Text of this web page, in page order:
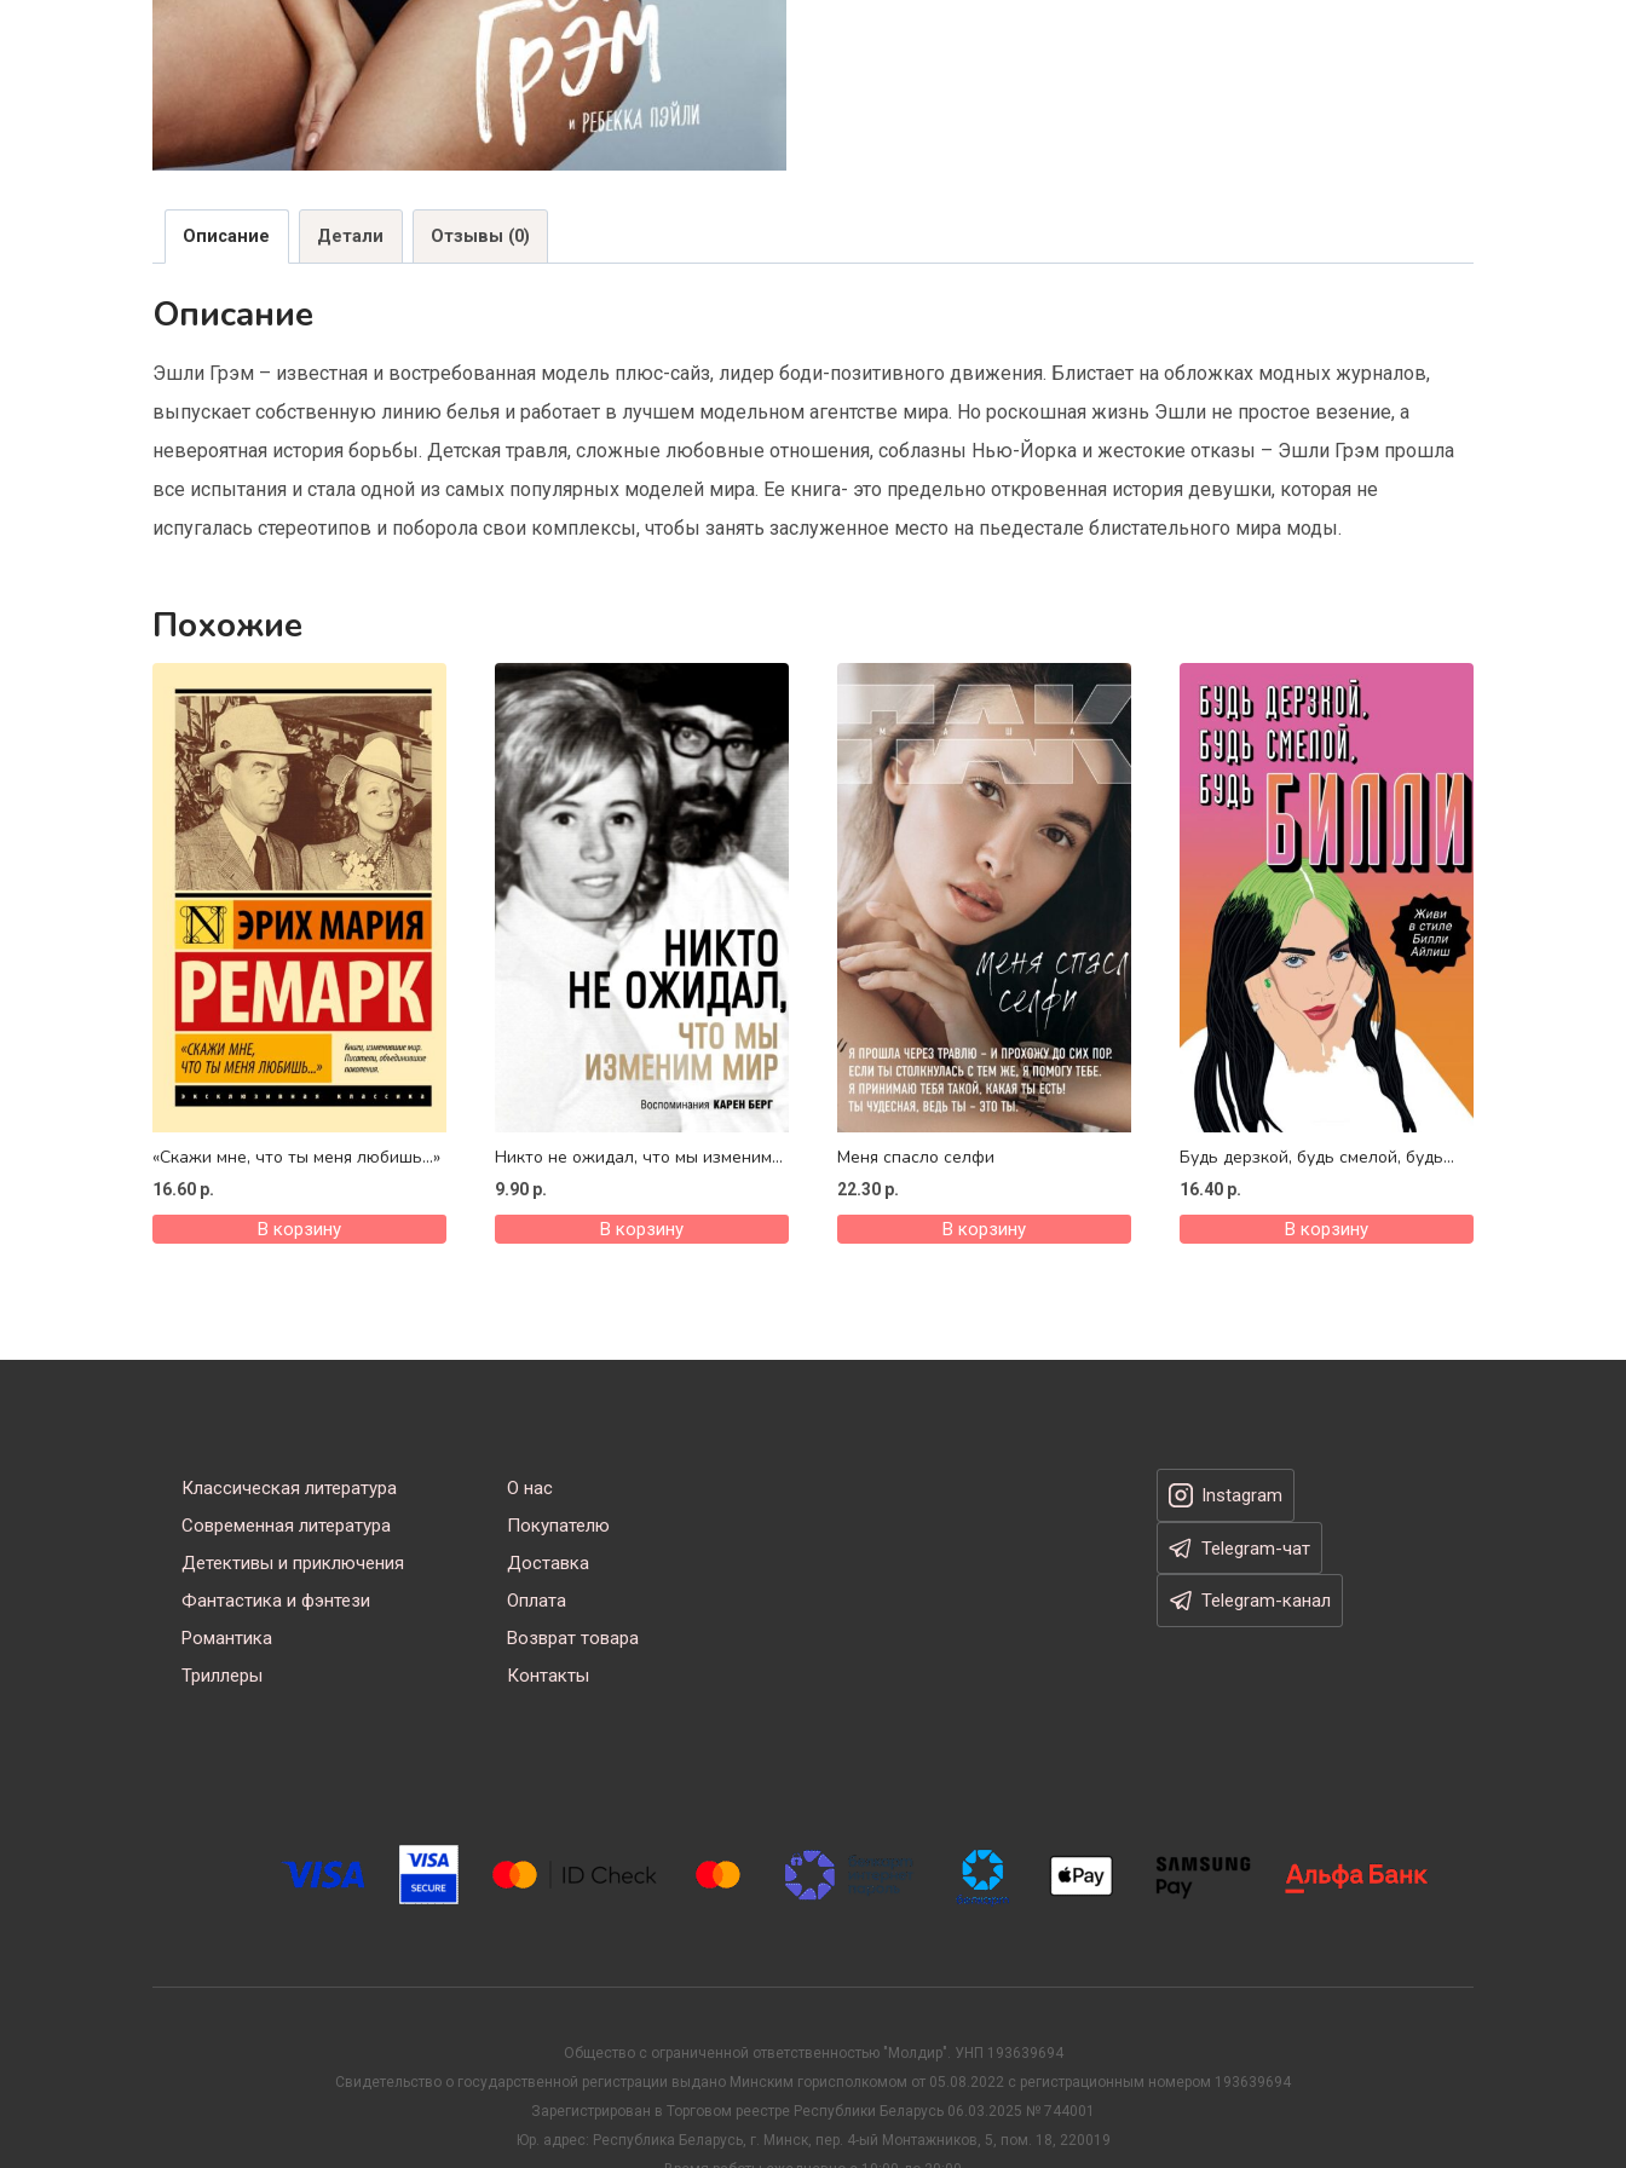
Описание Детали Отзывы (0)
Описание
Эшли Грэм – известная и востребованная модель плюс-сайз, лидер боди-позитивного движения. Блистает на обложках модных журналов,
выпускает собственную линию белья и работает в лучшем модельном агентстве мира. Но роскошная жизнь Эшли не простое везение, а
невероятная история борьбы. Детская травля, сложные любовные отношения, соблазны Нью-Йорка и жестокие отказы – Эшли Грэм прошла
все испытания и стала одной из самых популярных моделей мира. Ее книга- это предельно откровенная история девушки, которая не
испугалась стереотипов и поборола свои комплексы, чтобы занять заслуженное место на пьедестале блистательного мира моды.
Похожие
«Скажи мне, что ты меня любишь…»
16.60 р.
В корзину
Никто не ожидал, что мы изменим
мир. Воспоминания Карен Берг
9.90 р.
В корзину
Меня спасло селфи
22.30 р.
В корзину
Будь дерзкой, будь смелой, будь
Билли
16.40 р.
В корзину
Классическая литература
Современная литература
Детективы и приключения
Фантастика и фэнтези
Романтика
Триллеры
О нас
Покупателю
Доставка
Оплата
Возврат товара
Контакты
Instagram
Telegram-чат
Telegram-канал
Общество с ограниченной ответственностью "Молдир". УНП 193639694
Свидетельство о государственной регистрации выдано Минским горисполкомом от 05.08.2022 с регистрационным номером 193639694
Зарегистрирован в Торговом реестре Республики Беларусь 06.03.2025 № 744001
Юр. адрес: Республика Беларусь, г. Минск, пер. 4-ый Монтажников, 5, пом. 18, 220019